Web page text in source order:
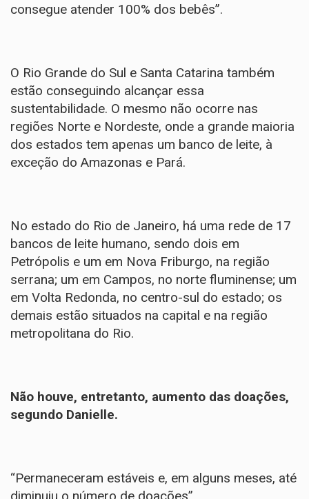
consegue atender 100% dos bebês”.
O Rio Grande do Sul e Santa Catarina também
estão conseguindo alcançar essa
sustentabilidade. O mesmo não ocorre nas
regiões Norte e Nordeste, onde a grande maioria
dos estados tem apenas um banco de leite, à
exceção do Amazonas e Pará.
No estado do Rio de Janeiro, há uma rede de 17
bancos de leite humano, sendo dois em
Petrópolis e um em Nova Friburgo, na região
serrana; um em Campos, no norte fluminense; um
em Volta Redonda, no centro-sul do estado; os
demais estão situados na capital e na região
metropolitana do Rio.
Não houve, entretanto, aumento das doações,
segundo Danielle.
“Permaneceram estáveis e, em alguns meses, até